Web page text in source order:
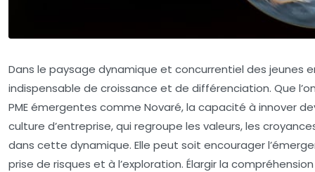
Dans le paysage dynamique et concurrentiel des jeunes
indispensable de croissance et de différenciation. Que
PME émergentes comme Novaré, la capacité à innover
culture d’entreprise, qui regroupe les valeurs, les
dans cette dynamique. Elle peut soit encourager
prise de risques et à l’exploration. Élargir la